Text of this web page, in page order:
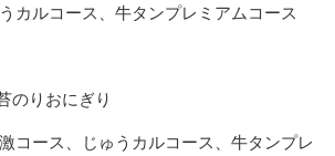
カルコース、牛タンプレミアムコース
のりおにぎり
コース、じゅうカルコース、牛タンプレ